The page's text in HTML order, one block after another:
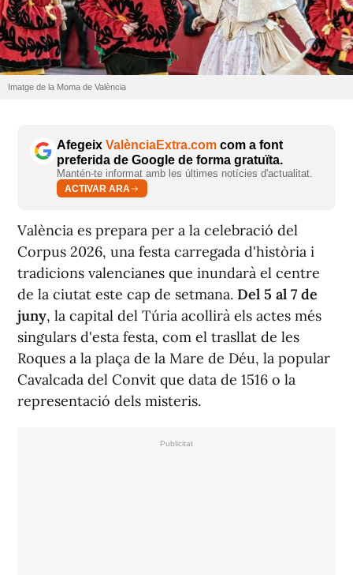
Imatge de la Moma de València
Afegeix ValènciaExtra.com com a font
preferida de Google de forma gratuïta.
Mantén-te informat amb les últimes notícies d'actualitat.
ACTIVAR ARA
València es prepara per a la celebració del
Corpus 2026, una festa carregada d'història i
tradicions valencianes que inundarà el centre
de la ciutat este cap de setmana. Del 5 al 7 de
juny, la capital del Túria acollirà els actes més
singulars d'esta festa, com el trasllat de les
Roques a la plaça de la Mare de Déu, la popular
Cavalcada del Convit que data de 1516 o la
representació dels misteris.